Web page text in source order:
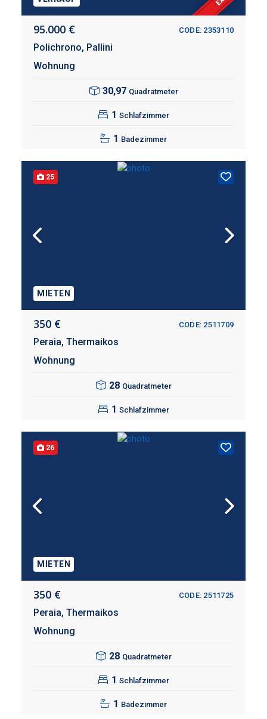
95.000 € CODE: 2353110
Polichrono, Pallini
Wohnung
30,97 Quadratmeter
1 Schlafzimmer
1 Badezimmer
25
MIETEN
350 € CODE: 2511709
Peraia, Thermaikos
Wohnung
28 Quadratmeter
1 Schlafzimmer
26
MIETEN
350 € CODE: 2511725
Peraia, Thermaikos
Wohnung
28 Quadratmeter
1 Schlafzimmer
1 Badezimmer